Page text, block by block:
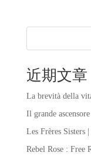
近期文章
La brevità della
Il grande
Les Frères Sisters
Rebel Rose : Free